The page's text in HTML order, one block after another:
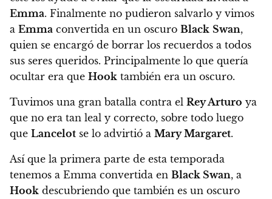
Emma. Finalmente no pudieron salvarlo y vimos
a Emma convertida en un oscuro Black Swan,
quien se encargó de borrar los recuerdos a todos
sus seres queridos. Principalmente lo que quería
ocultar era que Hook también era un oscuro.
Tuvimos una gran batalla contra el Rey Arturo ya
que no era tan leal y correcto, sobre todo luego
que Lancelot se lo advirtió a Mary Margaret.
Así que la primera parte de esta temporada
tenemos a Emma convertida en Black Swan, a
Hook descubriendo que también es un oscuro